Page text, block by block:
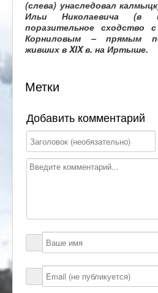
(слева) унаследовал
Ильи Николаевича (в
поразительное сходство
Корниловым – прямым
живших в XIX в. на Иртыше.
Метки
Добавить комментарий